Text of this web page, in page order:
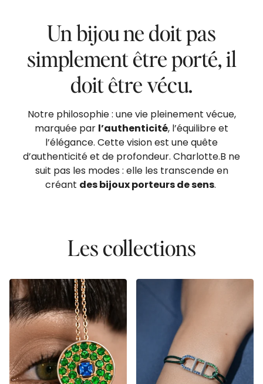
Un bijou ne doit pas
simplement être porté, il
doit être vécu.
Notre philosophie : une vie pleinement vécue,
marquée par l’authenticité, l’équilibre et
l’élégance. Cette vision est une quête
d’authenticité et de profondeur. Charlotte.B ne
suit pas les modes : elle les transcende en
créant des bijoux porteurs de sens.
Les collections